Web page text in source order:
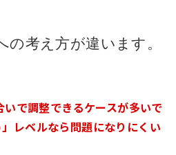
の考え方が違います。
で調整できるケースが多いで
レベルなら問題になりにくい